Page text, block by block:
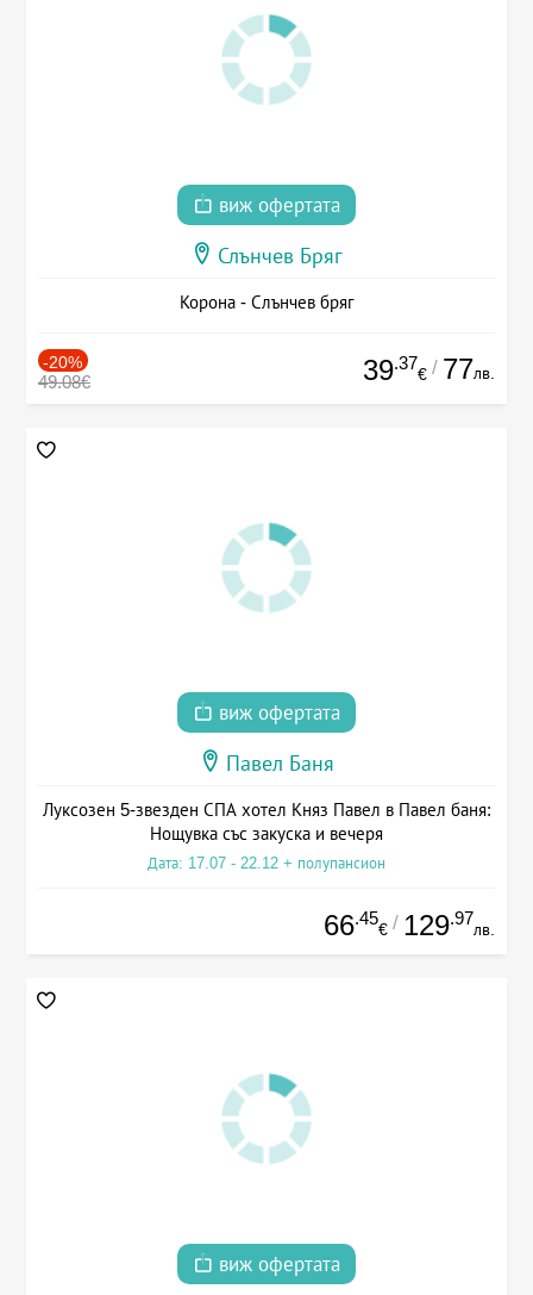
виж офертата
Слънчев Бряг
Корона - Слънчев бряг
-20%
49.08€ 39.37
€ / 77лв.
виж офертата
Павел Баня
Луксозен 5-звезден СПА хотел Княз Павел в Павел баня:
Нощувка със закуска и вечеря
Дата: 17.07 - 22.12 + полупансион
66.45
€ / 129.97
лв.
виж офертата